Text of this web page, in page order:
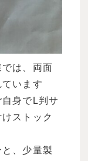
は、両面
います
身でL判サ
ストック
、少量製